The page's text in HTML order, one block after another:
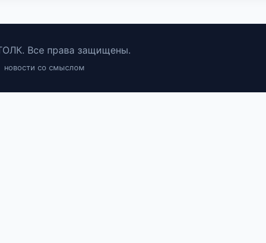
Все права защищены.
новости со смыслом